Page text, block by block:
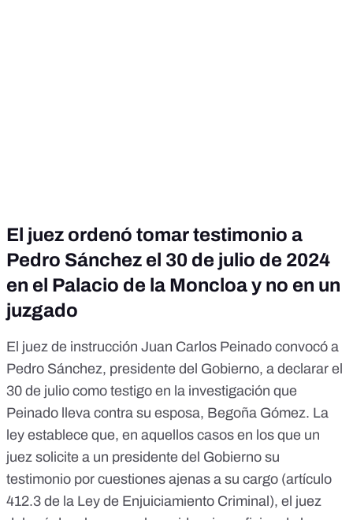
El juez ordenó tomar testimonio a
Pedro Sánchez el 30 de julio de 2024
en el Palacio de la Moncloa y no en un
juzgado
El juez de instrucción Juan Carlos Peinado convocó a
Pedro Sánchez, presidente del Gobierno, a declarar el
30 de julio como testigo en la investigación que
Peinado lleva contra su esposa, Begoña Gómez. La
ley establece que, en aquellos casos en los que un
juez solicite a un presidente del Gobierno su
testimonio por cuestiones ajenas a su cargo (artículo
412.3 de la Ley de Enjuiciamiento Criminal ), el juez